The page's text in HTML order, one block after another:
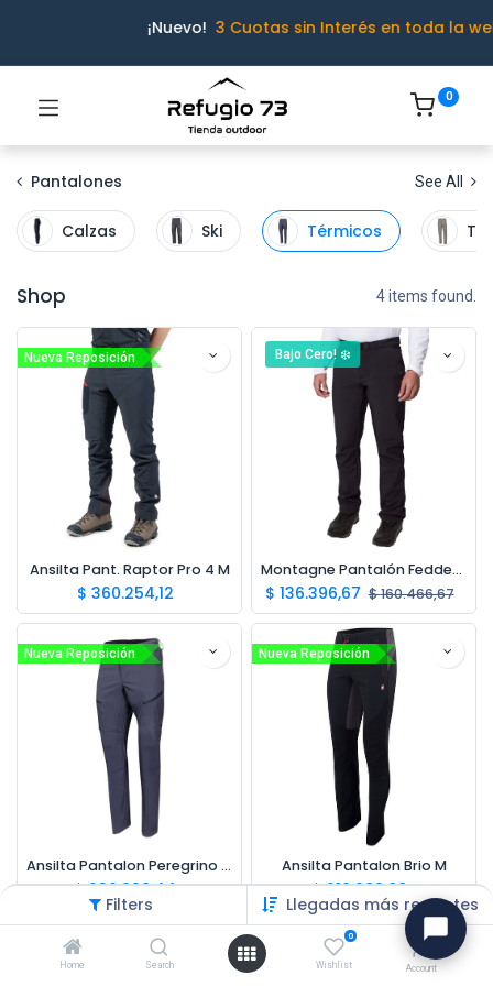
Filters Llegadas más recientes
Home Search
0
Wishlist Account
¡Nuevo! 3 Cuotas sin Interés en toda la
0
Pantalones See All
Calzas Ski Térmicos
Shop 4 items found.
Nueva Reposición
Ansilta Pant. Raptor Pro 4 M
$ 360.254,12
Bajo Cero! ❄️
Montagne Pantalón Fedder H
$ 136.396,67 $160.466,67
Nueva Reposición
Ansilta Pantalon Peregrino 4 M
$230.098,44
Nueva Reposición
Ansilta Pantalon Brio M
$210.089,88
Ivo · Refugio 73